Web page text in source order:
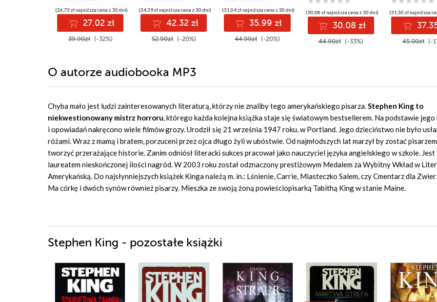
(26,73 zł najniższa cena z 30 dni)
27.02 zł
39.90zł (-32%)
(34,39 zł najniższa cena z 30 dni)
42.32 zł
52.90zł (-20%)
(31,04 zł najniższa cena z 30 dni)
35.99 zł
44.99zł (-20%)
(30,08 zł najniższa cena z 30 dni)
30.08 zł
44.90zł (-33%)
(31,50 zł najniższa
45.00zł (-
O autorze audiobooka MP3
Chyba mało jest ludzi zainteresowanych literaturą, którzy nie znaliby tego amerykańskiego pisarza.Stephen King to
niekwestionowany mistrz horroru, którego każda kolejna książka staje się światowym bestsellerem. Na podstawie
i opowiadań nakręcono wiele filmów grozy. Urodził się 21 września 1947 roku, w Portland. Jego dzieciństwo nie było
różami. Wraz z mamą i bratem, porzuceni przez ojca długo żyli w ubóstwie. Od najmłodszych lat marzył by zostać
tworzyć przerażające historie. Zanim odniósł literacki sukces pracował jako nauczyciel języka angielskiego w szkole. Jest
laureatem nieskończonej ilości nagród. W 2003 roku został odznaczony prestiżowym Medalem za Wybitny Wkład w
Amerykańską. Do najsłynniejszych książek Kinga należą m. in.: Lśnienie, Carrie, Miasteczko Salem, czy Cmentarz dla
Ma córkę i dwóch synów również pisarzy. Mieszka ze swoją żoną powieściopisarką Tabithą King w stanie Maine.
Stephen King - pozostałe książki